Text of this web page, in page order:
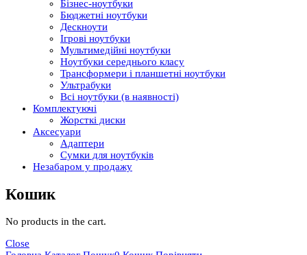
Бізнес-ноутбуки
Бюджетні ноутбуки
Дескноути
Ігрові ноутбуки
Мультимедійні ноутбуки
Ноутбуки середнього класу
Трансформери і планшетні ноутбуки
Ультрабуки
Всі ноутбуки (в наявності)
Комплектуючі
Жорсткі диски
Аксесуари
Адаптери
Сумки для ноутбуків
Незабаром у продажу
Кошик
No products in the cart.
Close